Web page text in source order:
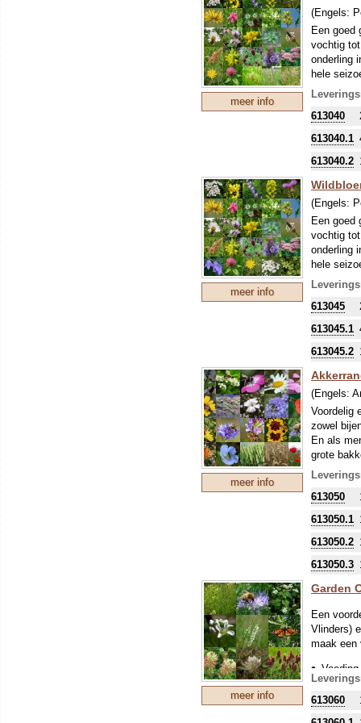
meer info
(Engels:
Een goed
vochtig
onderling
hele
De
Wilde
Grote
we geven
Dosering:
613040
613040.1
613040.2
meer info
(Engels:
Een goed
vochtig
onderling
hele
De
Wilde
Grote
Dit zelfde
613040.
Dosering:
613045
613045.1
613045.2
meer info
(Engels:
Voordelig
zowel
En als
grote
tussen
het
verhoogd
6%
18%
6%
3%
613050
613050.1
613050.2
613050.3
meer info
Garden
Een
Vlinders)
maak een
613060